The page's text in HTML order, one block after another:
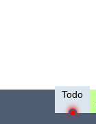
Todo